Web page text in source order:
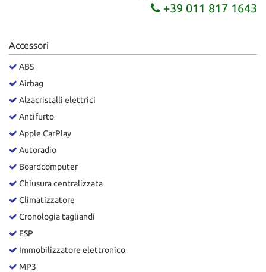
+39 011 817 1643
Accessori
ABS
Airbag
Alzacristalli elettrici
Antifurto
Apple CarPlay
Autoradio
Boardcomputer
Chiusura centralizzata
Climatizzatore
Cronologia tagliandi
ESP
Immobilizzatore elettronico
MP3
Cookie necessari
Cookie delle preferenze
Cookie analitici
Cookie di marketing